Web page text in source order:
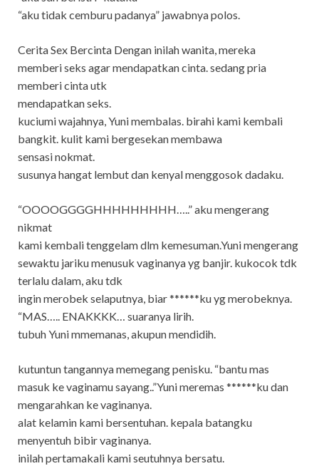
“aku tidak cemburu padanya” jawabnya polos.
Cerita Sex Bercinta Dengan inilah wanita, mereka
memberi seks agar mendapatkan cinta. sedang pria
memberi cinta utk
mendapatkan seks.
kuciumi wajahnya, Yuni membalas. birahi kami kembali
bangkit. kulit kami bergesekan membawa
sensasi nokmat.
susunya hangat lembut dan kenyal menggosok dadaku.
“OOOOGGGGHHHHHHHHH…..” aku mengerang
nikmat
kami kembali tenggelam dlm kemesuman.Yuni mengerang
sewaktu jariku menusuk vaginanya yg banjir. kukocok tdk
terlalu dalam, aku tdk
ingin merobek selaputnya, biar ******ku yg merobeknya.
“MAS….. ENAKKKK… suaranya lirih.
tubuh Yuni mmemanas, akupun mendidih.
kutuntun tangannya memegang penisku. “bantu mas
masuk ke vaginamu sayang..”Yuni meremas ******ku dan
mengarahkan ke vaginanya.
alat kelamin kami bersentuhan. kepala batangku
menyentuh bibir vaginanya.
inilah pertamakali kami seutuhnya bersatu.